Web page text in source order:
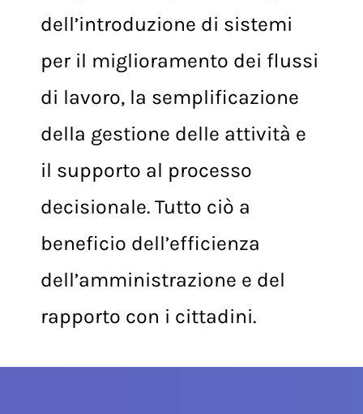
tali processi, quindi, c’è quella
dell’introduzione di sistemi
per il miglioramento dei flussi
di lavoro, la semplificazione
della gestione delle attività e
il supporto al processo
decisionale. Tutto ciò a
beneficio dell’efficienza
dell’amministrazione e del